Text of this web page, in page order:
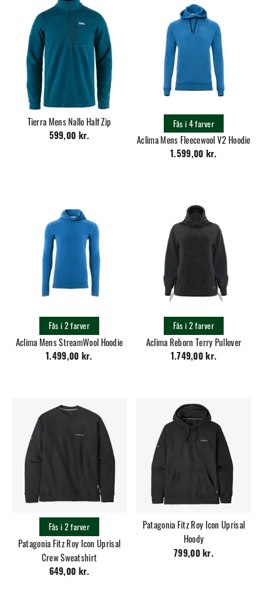
Tierra Mens Nallo Half Zip
599,00 kr. Aclima Mens Fleecewool V2 Hoodie
1.599,00 kr.
Fås i 4 farver
Aclima Mens StreamWool Hoodie
1.499,00 kr.
Fås i 2 farver
Aclima Reborn Terry Pullover
1.749,00 kr.
Fås i 2 farver
Patagonia Fitz Roy Icon Uprisal
Crew Sweatshirt
649,00 kr.
Fås i 2 farver
Patagonia Fitz Roy Icon Uprisal
Hoody
799,00 kr.